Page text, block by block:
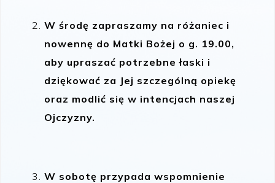
W środę zapraszamy na różaniec i
nowennę do Matki Bożej o g. 19.00,
aby upraszać potrzebne łaski i
dziękować za Jej szczególną opiekę
oraz modlić się w intencjach naszej
Ojczyzny.
W sobotę przypada wspomnienie